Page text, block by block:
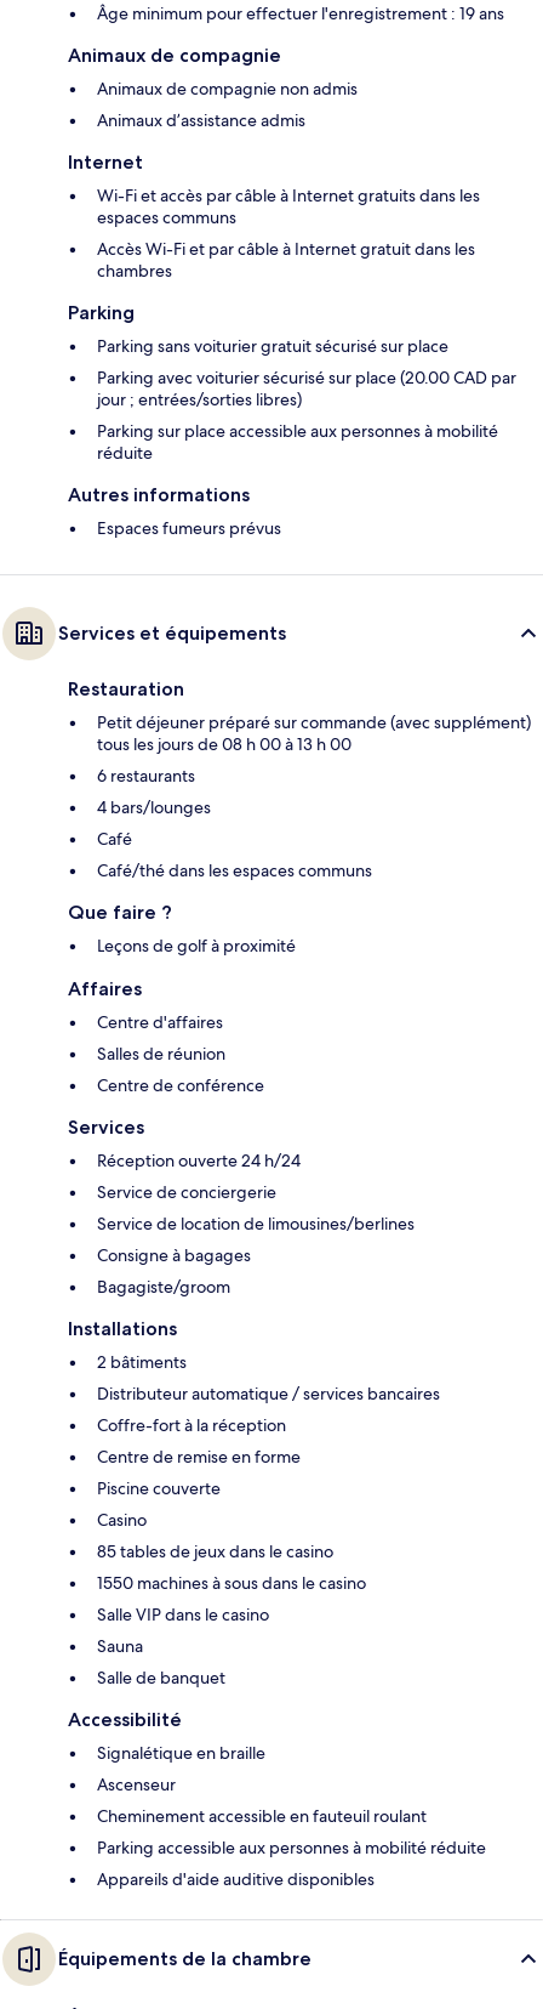
Âge minimum pour effectuer l'enregistrement : 19 ans
Animaux de compagnie
Animaux de compagnie non admis
Animaux d’assistance admis
Internet
Wi-Fi et accès par câble à Internet gratuits dans les
espaces communs
Accès Wi-Fi et par câble à Internet gratuit dans les
chambres
Parking
Parking sans voiturier gratuit sécurisé sur place
Parking avec voiturier sécurisé sur place (20.00 CAD par
jour ; entrées/sorties libres)
Parking sur place accessible aux personnes à mobilité
réduite
Autres informations
Espaces fumeurs prévus
Services et équipements
Restauration
Petit déjeuner préparé sur commande (avec supplément)
tous les jours de 08 h 00 à 13 h 00
6 restaurants
4 bars/lounges
Café
Café/thé dans les espaces communs
Que faire ?
Leçons de golf à proximité
Affaires
Centre d'affaires
Salles de réunion
Centre de conférence
Services
Réception ouverte 24 h/24
Service de conciergerie
Service de location de limousines/berlines
Consigne à bagages
Bagagiste/groom
Installations
2 bâtiments
Distributeur automatique / services bancaires
Coffre-fort à la réception
Centre de remise en forme
Piscine couverte
Casino
85 tables de jeux dans le casino
1550 machines à sous dans le casino
Salle VIP dans le casino
Sauna
Salle de banquet
Accessibilité
Signalétique en braille
Ascenseur
Cheminement accessible en fauteuil roulant
Parking accessible aux personnes à mobilité réduite
Appareils d'aide auditive disponibles
Équipements de la chambre